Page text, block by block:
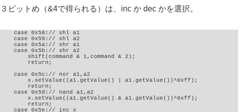
３ビットめ（&4で得られる）は、inc か dec かを選択。
case 0x58:// shl a1
case 0x59:// shl a2
case 0x5a:// shr a1
case 0x5b:// shr a2
shift(command & 1,command & 2);
return;
case 0x5c:// nor a1,a2
x.setValue((a1.getValue() | a1.getValue())^0xff);
return;
case 0x5d:// nand a1,a2
x.setValue((a1.getValue() & a1.getValue())^0xff);
return;
case 0x5e:// inc x